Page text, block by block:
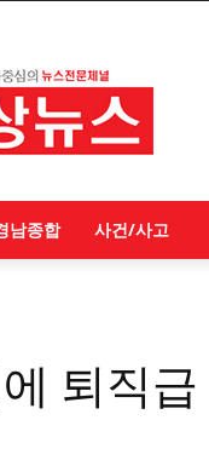
남종합 사건/사고
퇴직급